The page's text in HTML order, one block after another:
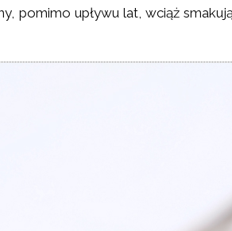
pomimo upływu lat, wciąż